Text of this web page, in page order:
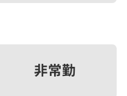
非常勤